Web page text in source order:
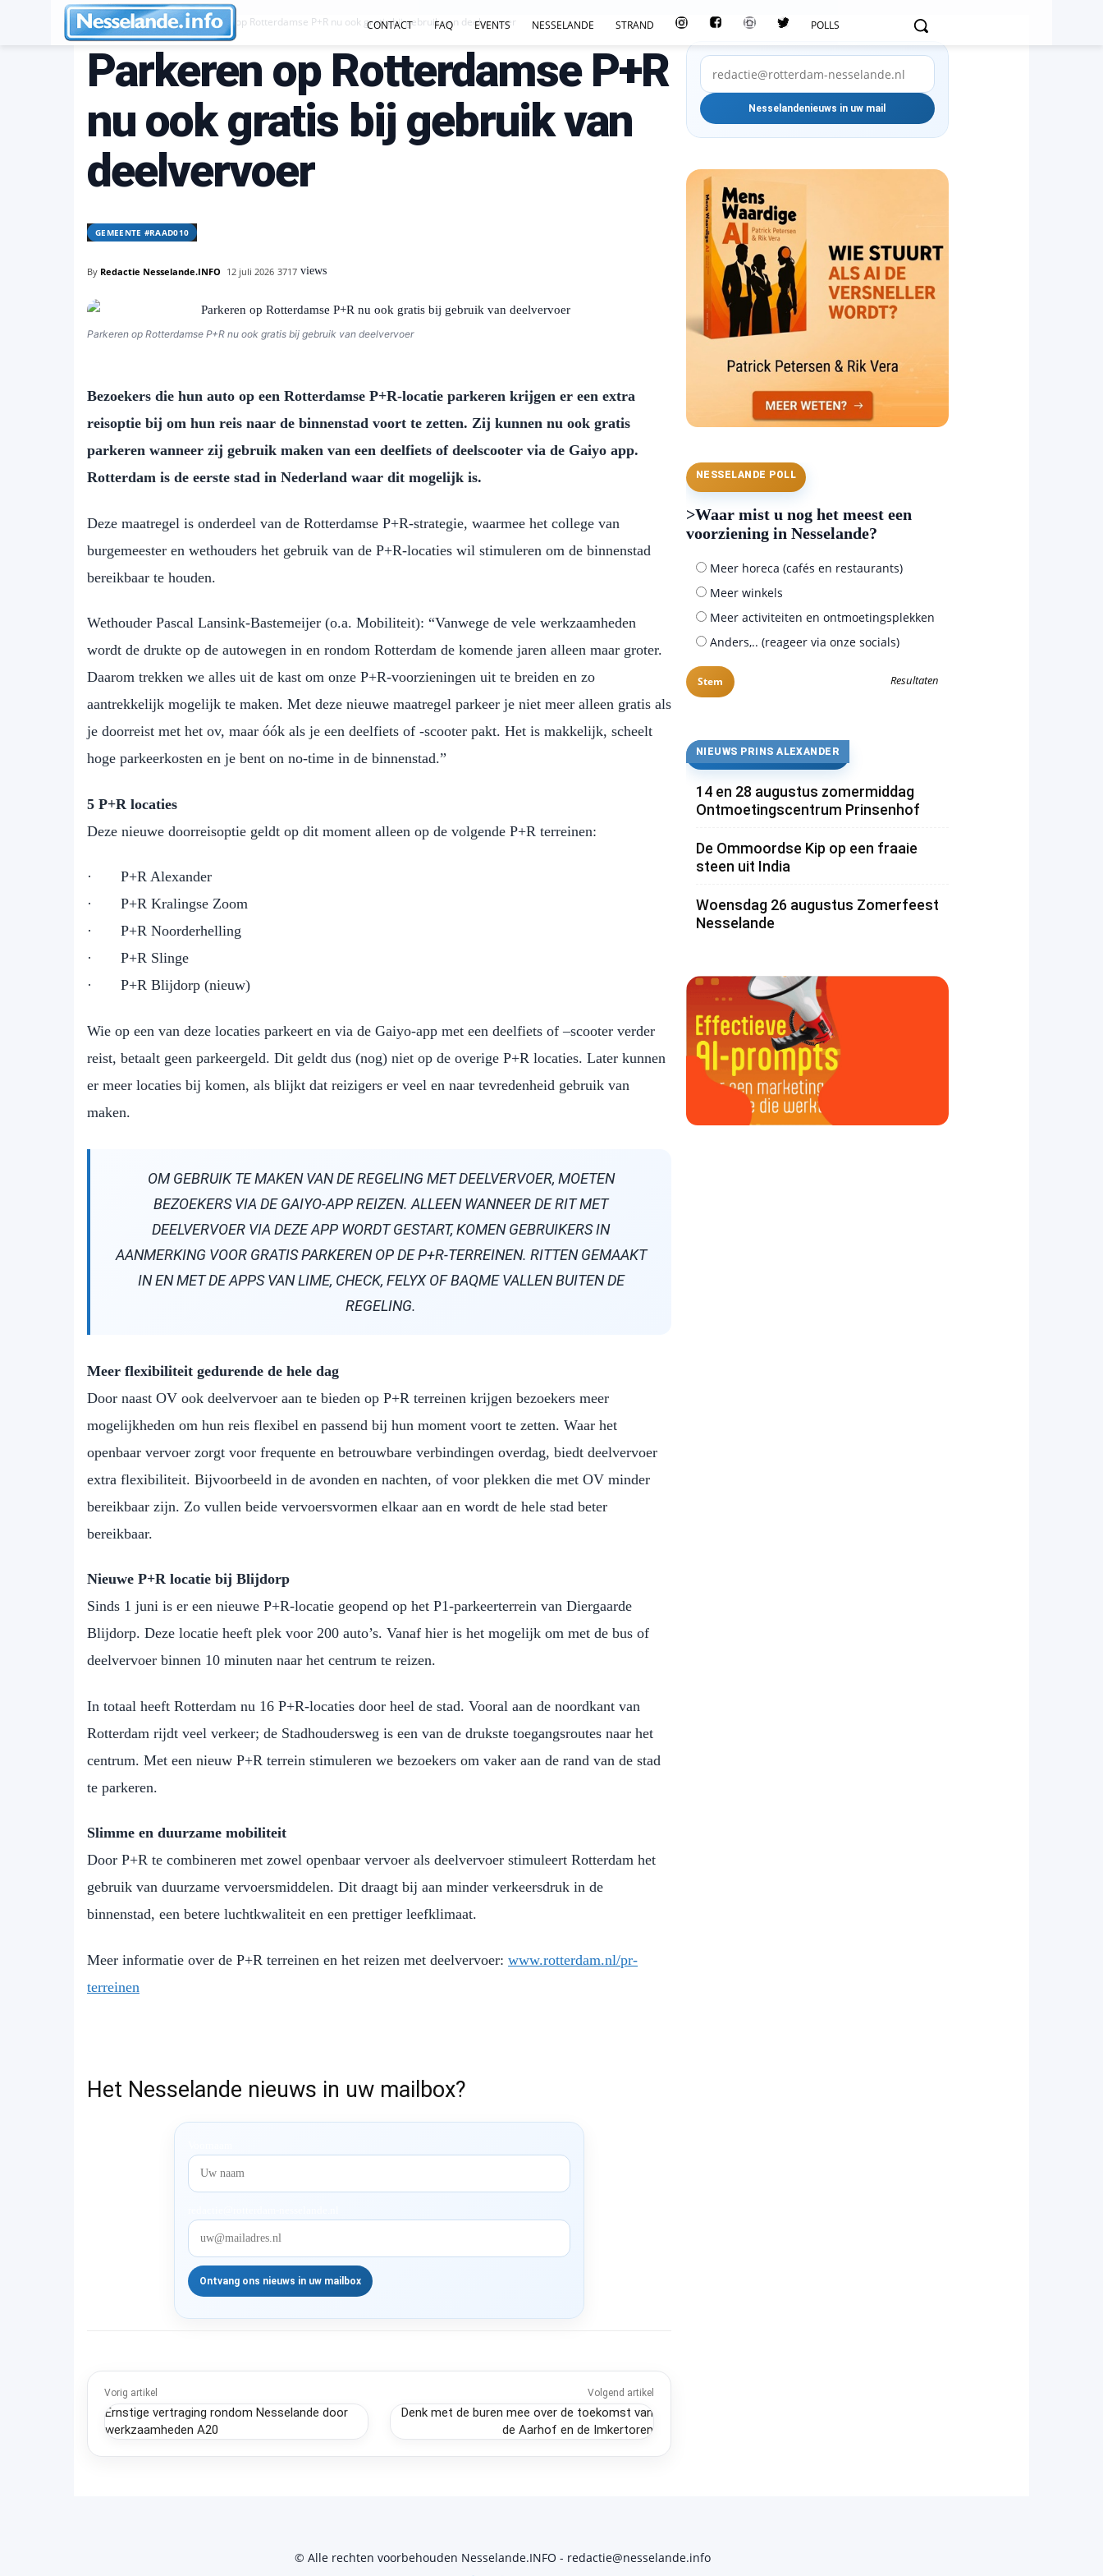
CONTACT FAQ EVENTS NESSELANDE STRAND POLLS
Gemeente #raad010 Parkeren op Rotterdamse P+R nu ook gratis bij gebruik van deelvervoer
Parkeren op Rotterdamse P+R
nu ook gratis bij gebruik van
deelvervoer
GEMEENTE #RAAD010
By Redactie Nesselande.INFO 12 juli 2026 3717 views
Parkeren op Rotterdamse P+R nu ook gratis bij gebruik van deelvervoer
Bezoekers die hun auto op een Rotterdamse P+R-locatie parkeren krijgen er een extra
reisoptie bij om hun reis naar de binnenstad voort te zetten. Zij kunnen nu ook gratis
parkeren wanneer zij gebruik maken van een deelfiets of deelscooter via de Gaiyo app.
Rotterdam is de eerste stad in Nederland waar dit mogelijk is.
Deze maatregel is onderdeel van de Rotterdamse P+R-strategie, waarmee het college van
burgemeester en wethouders het gebruik van de P+R-locaties wil stimuleren om de binnenstad
bereikbaar te houden.
Wethouder Pascal Lansink-Bastemeijer (o.a. Mobiliteit): “Vanwege de vele werkzaamheden
wordt de drukte op de autowegen in en rondom Rotterdam de komende jaren alleen maar groter.
Daarom trekken we alles uit de kast om onze P+R-voorzieningen uit te breiden en zo
aantrekkelijk mogelijk te maken. Met deze nieuwe maatregel parkeer je niet meer alleen gratis als
je doorreist met het ov, maar óók als je een deelfiets of -scooter pakt. Het is makkelijk, scheelt
hoge parkeerkosten en je bent on no-time in de binnenstad.”
5 P+R locaties
Deze nieuwe doorreisoptie geldt op dit moment alleen op de volgende P+R terreinen:
· P+R Alexander
· P+R Kralingse Zoom
· P+R Noorderhelling
· P+R Slinge
· P+R Blijdorp (nieuw)
Wie op een van deze locaties parkeert en via de Gaiyo-app met een deelfiets of –scooter verder
reist, betaalt geen parkeergeld. Dit geldt dus (nog) niet op de overige P+R locaties. Later kunnen
er meer locaties bij komen, als blijkt dat reizigers er veel en naar tevredenheid gebruik van
maken.
OM GEBRUIK TE MAKEN VAN DE REGELING MET DEELVERVOER, MOETEN
BEZOEKERS VIA DE GAIYO-APP REIZEN. ALLEEN WANNEER DE RIT MET
DEELVERVOER VIA DEZE APP WORDT GESTART, KOMEN GEBRUIKERS IN
AANMERKING VOOR GRATIS PARKEREN OP DE P+R-TERREINEN. RITTEN GEMAAKT
IN EN MET DE APPS VAN LIME, CHECK, FELYX OF BAQME VALLEN BUITEN DE
REGELING.
Meer flexibiliteit gedurende de hele dag
Door naast OV ook deelvervoer aan te bieden op P+R terreinen krijgen bezoekers meer
mogelijkheden om hun reis flexibel en passend bij hun moment voort te zetten. Waar het
openbaar vervoer zorgt voor frequente en betrouwbare verbindingen overdag, biedt deelvervoer
extra flexibiliteit. Bijvoorbeeld in de avonden en nachten, of voor plekken die met OV minder
bereikbaar zijn. Zo vullen beide vervoersvormen elkaar aan en wordt de hele stad beter
bereikbaar.
Nieuwe P+R locatie bij Blijdorp
Sinds 1 juni is er een nieuwe P+R-locatie geopend op het P1-parkeerterrein van Diergaarde
Blijdorp. Deze locatie heeft plek voor 200 auto’s. Vanaf hier is het mogelijk om met de bus of
deelvervoer binnen 10 minuten naar het centrum te reizen.
In totaal heeft Rotterdam nu 16 P+R-locaties door heel de stad. Vooral aan de noordkant van
Rotterdam rijdt veel verkeer; de Stadhoudersweg is een van de drukste toegangsroutes naar het
centrum. Met een nieuw P+R terrein stimuleren we bezoekers om vaker aan de rand van de stad
te parkeren.
Slimme en duurzame mobiliteit
Door P+R te combineren met zowel openbaar vervoer als deelvervoer stimuleert Rotterdam het
gebruik van duurzame vervoersmiddelen. Dit draagt bij aan minder verkeersdruk in de
binnenstad, een betere luchtkwaliteit en een prettiger leefklimaat.
Meer informatie over de P+R terreinen en het reizen met deelvervoer: www.rotterdam.nl/pr-
terreinen
Het Nesselande nieuws in uw mailbox?
Vorig artikel
Ernstige vertraging rondom Nesselande door
werkzaamheden A20
Volgend artikel
Denk met de buren mee over de toekomst van
de Aarhof en de Imkertoren
NESSELANDE POLL
>Waar mist u nog het meest een
voorziening in Nesselande?
Meer horeca (cafés en restaurants)
Meer winkels
Meer activiteiten en ontmoetingsplekken
Anders,.. (reageer via onze socials)
Resultaten
NIEUWS PRINS ALEXANDER
14 en 28 augustus zomermiddag
Ontmoetingscentrum Prinsenhof
De Ommoordse Kip op een fraaie
steen uit India
Woensdag 26 augustus Zomerfeest
Nesselande
© Alle rechten voorbehouden Nesselande.INFO - redactie@nesselande.info